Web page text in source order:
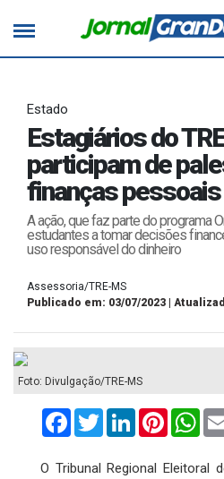
Estado
Estagiários do
participam de
finanças pessoais
A ação, que faz parte do programa
estudantes a tomar decisões
uso responsável do dinheiro
Assessoria/TRE-MS
Publicado em: 03/07/2023 |
Foto: Divulgação/TRE-MS
FacebookTwitterLinkedIn
O Tribunal Regional Eleitoral